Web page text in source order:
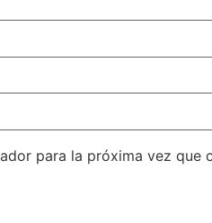
para la próxima vez que